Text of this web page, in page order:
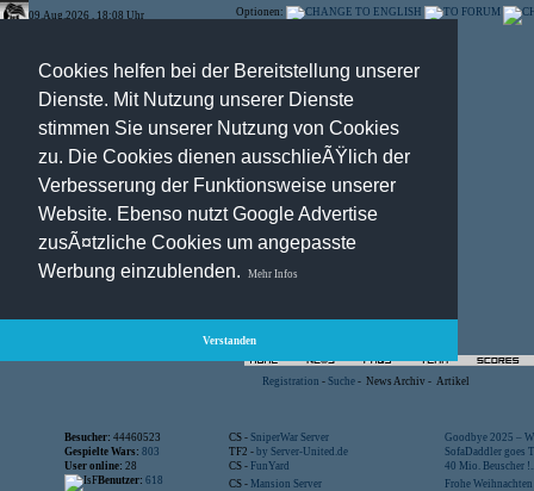
Cookies helfen bei der Bereitstellung unserer
Dienste. Mit Nutzung unserer Dienste
stimmen Sie unserer Nutzung von Cookies
zu. Die Cookies dienen ausschlieÃŸlich der
Verbesserung der Funktionsweise unserer
Website. Ebenso nutzt Google Advertise
zusÃ¤tzliche Cookies um angepasste
Werbung einzublenden.
Mehr Infos
Verstanden
09.Aug.2026 , 18:08 Uhr Optionen:
Registration - Suche - News Archiv - Artikel
Besucher: 44460523 CS - SniperWar Server
Goodbye 2025 –
Gespielte Wars: 803 TF2 - by Server-United.de
SofaDaddler goes
User online: 28 CS - FunYard
40 Mio. Beuscher
Benutzer: 618 CS - Mansion Server
Frohe